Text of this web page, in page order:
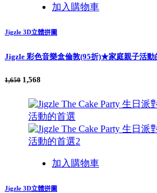
加入購物車
Jigzle 3D立體拼圖
Jigzle 彩色音樂盒倫敦(95折)★家庭親子活動
1,650 1,568
加入購物車
Jigzle 3D立體拼圖